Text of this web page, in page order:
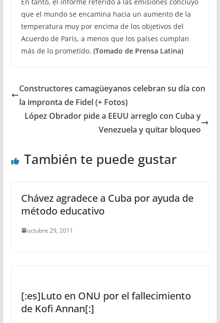
que el mundo se encamina hacia un aumento de la
temperatura muy por encima de los objetivos del
Acuerdo de París, a menos que los países cumplan
más de lo prometido. (Tomado de Prensa Latina)
Constructores camagüeyanos celebran su día con
la impronta de Fidel (+ Fotos)
López Obrador pide a EEUU arreglo con Cuba y
Venezuela y quitar bloqueo
También te puede gustar
Chávez agradece a Cuba por ayuda de
método educativo
octubre 29, 2011
[:es]Luto en ONU por el fallecimiento
de Kofi Annan[:]